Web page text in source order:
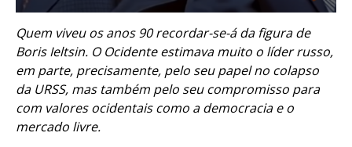
Quem viveu os anos 90 recordar-se-á da figura de
Boris Ieltsin. O Ocidente estimava muito o líder russo,
em parte, precisamente, pelo seu papel no colapso
da URSS, mas também pelo seu compromisso para
com valores ocidentais como a democracia e o
mercado livre.